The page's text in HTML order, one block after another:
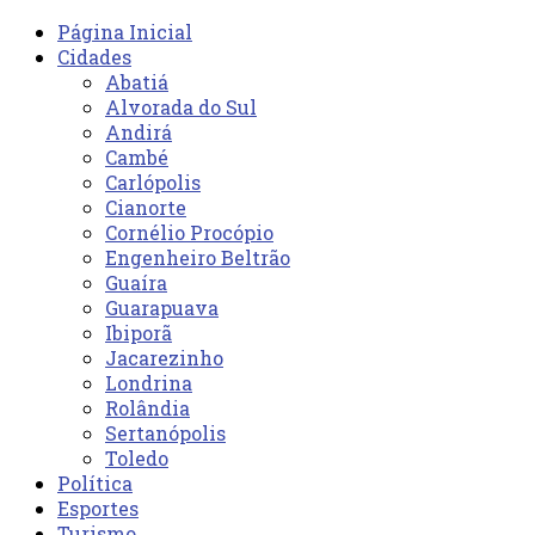
Página Inicial
Cidades
Abatiá
Alvorada do Sul
Andirá
Cambé
Carlópolis
Cianorte
Cornélio Procópio
Engenheiro Beltrão
Guaíra
Guarapuava
Ibiporã
Jacarezinho
Londrina
Rolândia
Sertanópolis
Toledo
Política
Esportes